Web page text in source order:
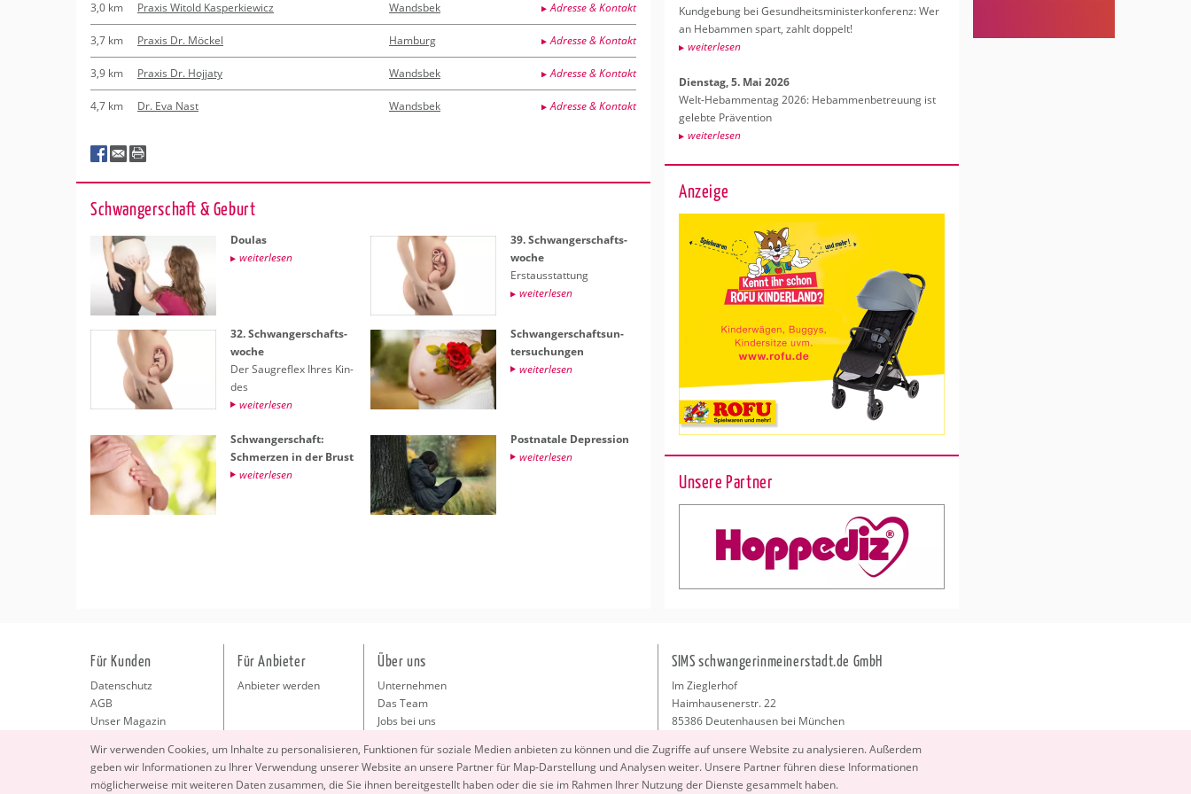
3,0 km Praxis Witold Kasperkiewicz Wandsbek Adresse & Kontakt
3,7 km Praxis Dr. Möckel Hamburg Adresse & Kontakt
3,9 km Praxis Dr. Hojjaty Wandsbek Adresse & Kontakt
4,7 km Dr. Eva Nast Wandsbek Adresse & Kontakt
Schwan­ger­schaft & Ge­burt
Dou­las
wei­ter­le­sen
39. Schwan­ger­schafts­
wo­che
Erst­aus­stat­tung
wei­ter­le­sen
32. Schwan­ger­schafts­
wo­che
Der Saug­re­flex Ihres Kin­
des
wei­ter­le­sen
Schwan­ger­schafts­un­
ter­su­chun­gen
wei­ter­le­sen
Schwan­ger­schaft:
Schmer­zen in der Brust
wei­ter­le­sen
Post­na­ta­le De­pres­si­on
wei­ter­le­sen
Kund­ge­bung bei Ge­sund­heits­mi­nis­ter­kon­fe­renz: Wer
an Heb­am­men spart, zahlt dop­pelt!
wei­ter­le­sen
Diens­tag, 5. Mai 2026
Welt-Heb­am­men­tag 2026: Heb­am­men­be­treu­ung ist
ge­leb­te Prä­ven­ti­on
wei­ter­le­sen
Anzeige
Unsere Partner
Wir ver­wen­den Coo­kies, um In­hal­te zu per­so­na­li­sie­ren, Funk­tio­nen für so­zia­le Me­di­en an­bie­ten zu kön­nen und die Zu­grif­fe auf un­se­re Web­site zu ana­ly­sie­ren. Au­ßer­dem
geben wir In­for­ma­tio­nen zu Ihrer Ver­wen­dung un­se­rer Web­site an un­se­re Part­ner für Map-Dar­stel­lung und Ana­ly­sen wei­ter. Un­se­re Part­ner füh­ren diese In­for­ma­tio­nen
mög­li­cher­wei­se mit wei­te­ren Daten zu­sam­men, die Sie ihnen be­reit­ge­stellt haben oder die sie im Rah­men Ihrer Nut­zung der Diens­te ge­sam­melt haben.
Für Kunden
Datenschutz
AGB
Unser Magazin
Für Anbieter
Anbieter werden
Über uns
Unternehmen
Das Team
Jobs bei uns
Kontakt
Impressum
SIMS schwangerinmeinerstadt.de GmbH
Im Zieglerhof
Haimhausenerstr. 22
85386 Deutenhausen bei München